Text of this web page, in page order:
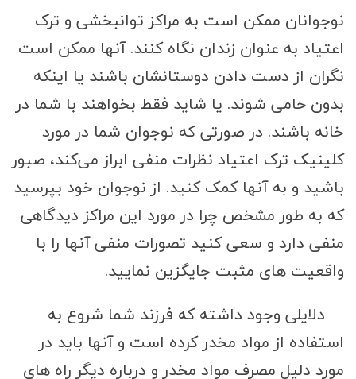
نوجوانان ممکن است به مراکز توانبخشی و ترک
اعتیاد به عنوان زندان نگاه کنند. آنها ممکن است
نگران از دست دادن دوستانشان باشند یا اینکه
بدون حامی شوند. یا شاید فقط بخواهند با شما در
خانه باشند. در صورتی که نوجوان شما در مورد
کلینیک ترک اعتیاد نظرات منفی ابراز می‌کند، صبور
باشید و به آنها کمک کنید. از نوجوان خود بپرسید
که به طور مشخص چرا در مورد این مراکز دیدگاهی
منفی دارد و سعی کنید تصورات منفی آنها را با
واقعیت های مثبت جایگزین نمایید.
دلایلی وجود داشته که فرزند شما شروع به
استفاده از مواد مخدر کرده است و آنها باید در
مورد دلیل مصرف مواد مخدر و درباره دیگر راه های